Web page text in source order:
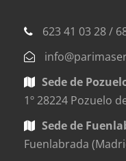
623 41 03 28 /
Sede de
1º 28224 Pozuelo
Sede de
Fuenlabrada